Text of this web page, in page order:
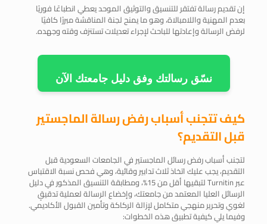
إن تقديم رسالة تفتقر للتنسيق والتوثيق الموحد يعطي انطباعًا فوريًا
بعدم المهنية واللامبالاة، وهو ما يمنح لجنة المناقشة مبررًا كافيًا
لرفض الرسالة وإعادتها للباحث لإجراء تعديلات تستنزف وقته وجهده.
نسّق رسالتك وفق دليل جامعتك الآن
كيف تتجنب أسباب رفض رسالة الماجستير
قبل التقديم؟
لتجنب أسباب رفض رسائل الماجستير في الجامعات السعودية قبل
التقديم، يجب عليك اتخاذ ثلاث تدابير وقائية، وهي فحص نسبة الاقتباس
عبر Turnitin لتبقيها أقل من 15%، ومطابقة التنسيق المذكور في دليل
الرسائل العليا المعتمد من جامعتك، وإخضاع الرسالة لعملية تدقيقٍ
لغوي وتحرير منهجي متكامل لإزالة الركاكة وتأمين القبول الأكاديمي.
وفيما يلي كيفية تطبيق هذه الخطوات: